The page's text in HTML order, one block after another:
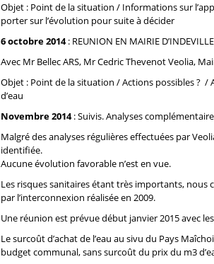
Objet : Point de la situation / Informations sur
porter sur l’évolution pour suite à décider
6 octobre 2014: REUNION EN MAIRIE
Avec Mr Bellec ARS, Mr Cedric Thevenot Veolia,
Objet : Point de la situation / Actions possibles ?
d’eau
Novembre 2014: Suivis. Analyses
Malgré des analyses régulières effectuées par
identifiée.
Aucune évolution favorable n’est en vue.
Les risques sanitaires étant très importants, nous
par l’interconnexion réalisée en 2009.
Une réunion est prévue début janvier 2015 avec
Le surcoût d’achat de l’eau au sivu du Pays
budget communal, sans surcoût du prix du m3